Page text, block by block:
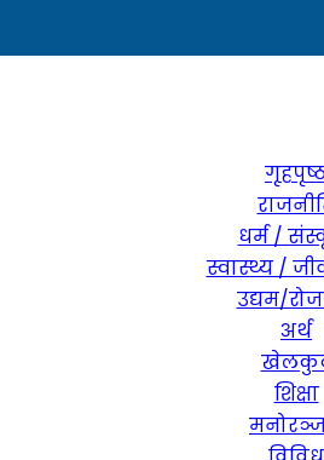
धर्म /
स्वास्थ्य /
उद्यम/
अर्थ
शिक्षा